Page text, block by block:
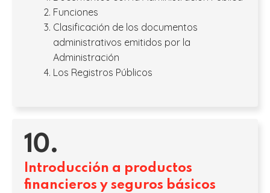
Funciones
Clasificación de los documentos
administrativos emitidos por la
Administración
Los Registros Públicos
10.
Introducción a productos
financieros y seguros básicos